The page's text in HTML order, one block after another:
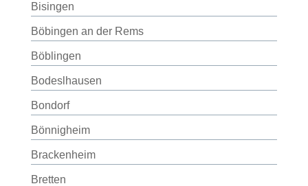
Bisingen
Böbingen an der Rems
Böblingen
Bodeslhausen
Bondorf
Bönnigheim
Brackenheim
Bretten